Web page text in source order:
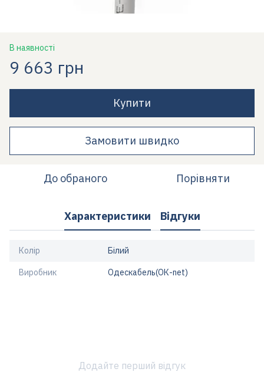
В наявності
9 663 грн
Купити
Замовити швидко
До обраного Порівняти
Характеристики Відгуки
Колір Білий
Виробник Одескабель(ОК-net)
Додайте перший відгук